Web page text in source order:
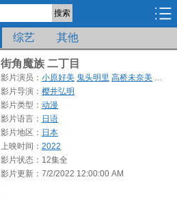
搜索
综艺 其他
街角魔族 二丁目
影片演员：小原好美 鬼头明里 高桥未奈美 高柳
影片导演：樱井弘明
影片类型：动漫
影片语言： 日语
影片地区： 日本
上映时间：2022
影片状态：12集全
影片更新：7/2/2022 12:00:00 AM